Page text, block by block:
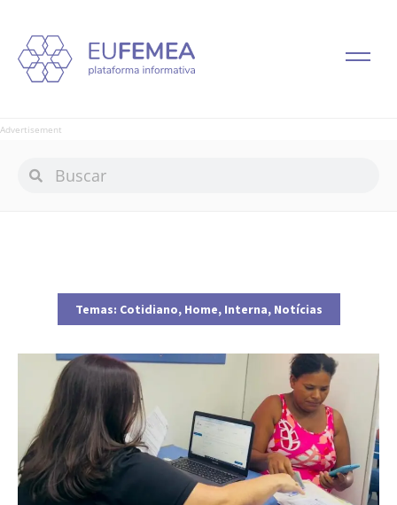
Advertisement
Temas: Cotidiano, Home, Interna, Notícias